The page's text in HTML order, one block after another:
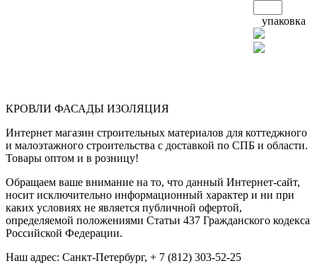
упаковка
КРОВЛИ ФАСАДЫ ИЗОЛЯЦИЯ
Интернет магазин строительных материалов для коттеджного
и малоэтажного строительства с доставкой по СПБ и области.
Товары оптом и в розницу!
Обращаем ваше внимание на то, что данный Интернет-сайт,
носит исключительно информационный характер и ни при
каких условиях не является публичной офертой,
определяемой положениями Статьи 437 Гражданского кодекса
Российской Федерации.
Наш адрес: Санкт-Петербург, + 7 (812) 303-52-25